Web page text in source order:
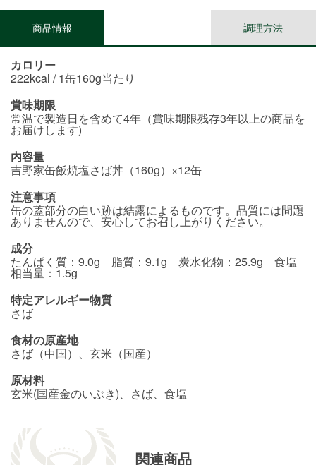
商品情報 調理方法
カロリー
222kcal / 1缶160g当たり
賞味期限
常温で製造日を含めて4年（賞味期限残存3年以上の商品を
お届けします)
内容量
吉野家缶飯焼塩さば丼（160g）×12缶
注意事項
缶の蓋部分の白い跡は結露によるものです。品質には問題
ありませんので、安心してお召し上がりください。
成分
たんぱく質：9.0g 脂質：9.1g 炭水化物：25.9g 食塩
相当量：1.5g
特定アレルギー物質
さば
食材の原産地
さば（中国）、玄米（国産）
原材料
玄米(国産金のいぶき)、さば、食塩
関連商品